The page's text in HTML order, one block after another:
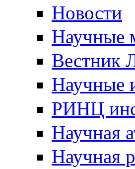
Новости
Научные
Вестник
Научные
РИНЦ
Научная
Научная